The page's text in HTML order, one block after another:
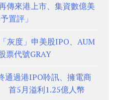
傳來港上市、集資數億美
置評」
灰度」申美股IPO、AUM
代號GRAY
通過港IPO聆訊、擁電商
首5月溢利1.25億人幣